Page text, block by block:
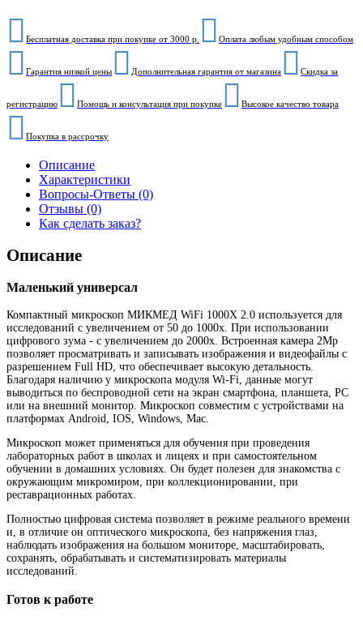
Бесплатная доставка при покупке от 3000 р. Оплата любым удобным способом
Гарантия низкой цены Дополнительная гарантия от магазина Скидка за
регистрацию Помощь и консультация при покупке Высокое качество товара
Покупка в рассрочку
Описание
Характеристики
Вопросы-Ответы (0)
Отзывы (0)
Как сделать заказ?
Описание
Маленький универсал
Компактный микроскоп МИКМЕД WiFi 1000Х 2.0 используется для
исследований с увеличением от 50 до 1000х. При использовании
цифрового зума - с увеличением до 2000х. Встроенная камера 2Мр
позволяет просматривать и записывать изображения и видеофайлы с
разрешением Full HD, что обеспечивает высокую детальность.
Благодаря наличию у микроскопа модуля Wi-Fi, данные могут
выводиться по беспроводной сети на экран смартфона, планшета, РС
или на внешний монитор. Микроскоп совместим с устройствами на
платформах Android, IOS, Windows, Mac.
Микроскоп может применяться для обучения при проведения
лабораторных работ в школах и лицеях и при самостоятельном
обучении в домашних условиях. Он будет полезен для знакомства с
окружающим микромиром, при коллекционировании, при
реставрационных работах.
Полностью цифровая система позволяет в режиме реального времени
и, в отличие он оптического микроскопа, без напряжения глаз,
наблюдать изображения на большом мониторе, масштабировать,
сохранять, обрабатывать и систематизировать материалы
исследований.
Готов к работе